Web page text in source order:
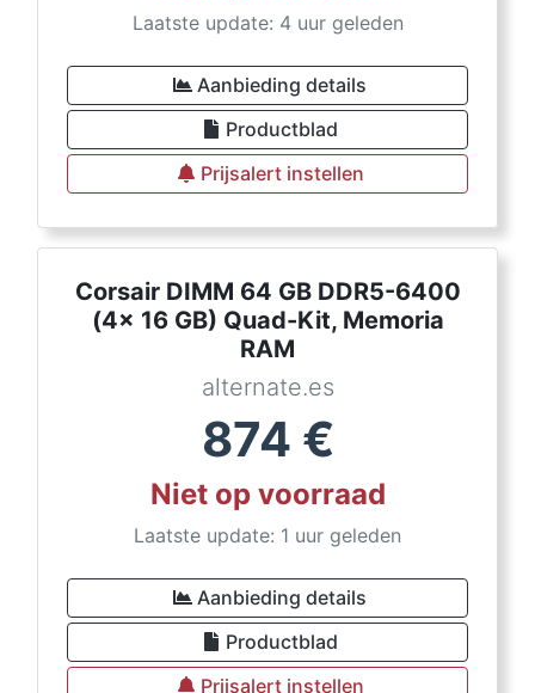
Laatste update: 4 uur geleden
Aanbieding details
Productblad
Prijsalert instellen
Corsair DIMM 64 GB DDR5-6400
(4x 16 GB) Quad-Kit, Memoria
RAM
alternate.es
874 €
Niet op voorraad
Laatste update: 1 uur geleden
Aanbieding details
Productblad
Prijsalert instellen